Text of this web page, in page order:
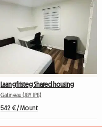
Laangfristeg Shared housing
Gatineau (J8Y 1P8)
542 € / Mount